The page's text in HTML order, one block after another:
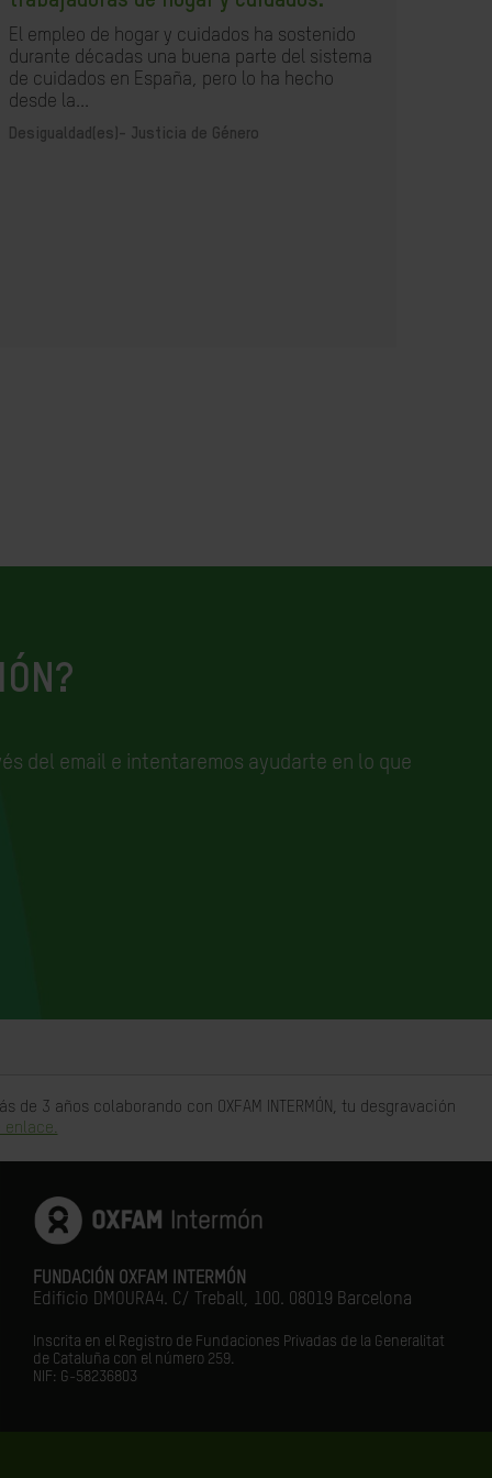
El empleo de hogar y cuidados ha sostenido
durante décadas una buena parte del sistema
de cuidados en España, pero lo ha hecho
desde la...
Desigualdad(es)- Justicia de Género
del email e intentaremos ayudarte en lo que
3 años colaborando con OXFAM INTERMÓN, tu desgravación
enlace.
FUNDACIÓN OXFAM INTERMÓN
Edificio DMOURA4. C/ Treball, 100. 08019 Barcelona
Inscrita en el Registro de Fundaciones Privadas de la Generalitat
de Cataluña con el número 259.
NIF: G-58236803